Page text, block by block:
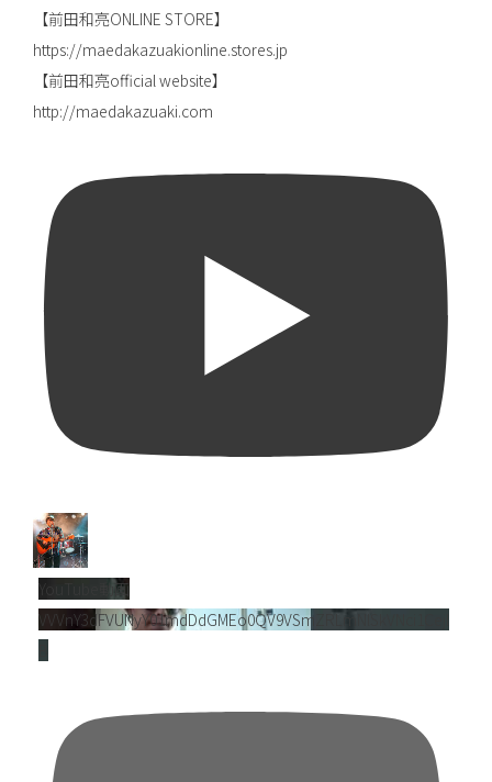
【前田和亮ONLINE STORE】
https://maedakazuakionline.stores.jp
【前田和亮official website】
http://maedakazuaki.com
YouTube動画
VVVnY3dFVUNyY01mdDdGMEo0QV9VSmZRLmNlSkVNci1Cejl